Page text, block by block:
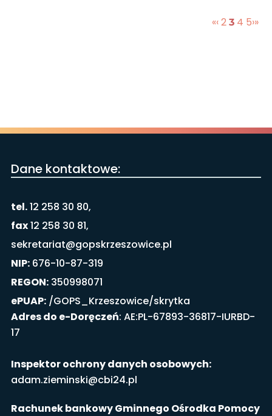
«‹2 3 4 5›»
Dane kontaktowe:
tel.12 258 30 80,
fax12 258 30 81,
sekretariat@gopskrzeszowice.pl
NIP:676-10-87-319
REGON:350998071
ePUAP:/GOPS_Krzeszowice/skrytka
Adres do e-Doręczeń: AE:PL-67893-36817-IURBD-
17
Inspektor ochrony danych osobowych:
adam.zieminski@cbi24.pl
Rachunek bankowy Gminnego Ośrodka Pomocy